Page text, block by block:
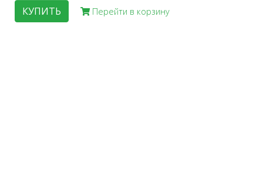
КУПИТЬ
Перейти в корзину